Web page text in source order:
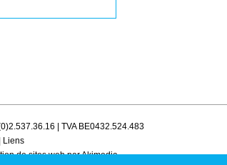
| TVA BE0432.524.483
Liens
de sites web par Akimedia